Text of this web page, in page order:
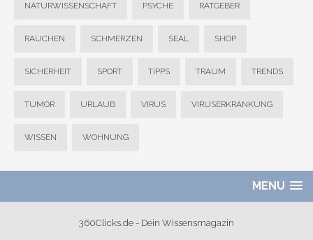
NATURWISSENSCHAFT PSYCHE RATGEBER
RAUCHEN SCHMERZEN SEAL SHOP
SICHERHEIT SPORT TIPPS TRAUM TRENDS
TUMOR URLAUB VIRUS VIRUSERKRANKUNG
WISSEN WOHNUNG
MENU
360Clicks.de - Dein Wissensmagazin